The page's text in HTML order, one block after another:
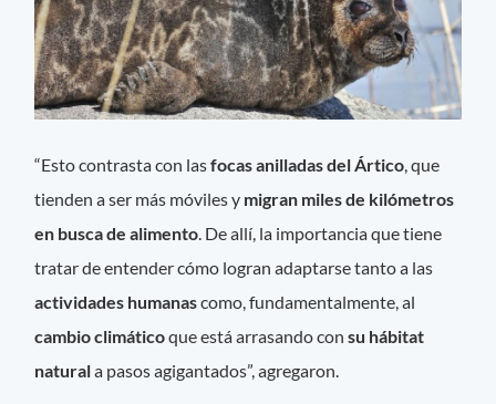
“Esto contrasta con lasfocas anilladas del Ártico , que
tienden a ser más móviles y migran miles de kilómetros
en busca de alimento . De allí, la importancia que tiene
tratar de entender cómo logran adaptarse tanto a las
actividades humanascomo, fundamentalmente, al
cambio climáticoque está arrasando consu hábitat
naturala pasos agigantados”, agregaron.